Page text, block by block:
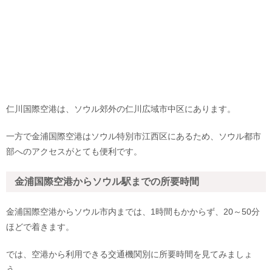
仁川国際空港は、ソウル郊外の仁川広域市中区にあります。
一方で金浦国際空港はソウル特別市江西区にあるため、ソウル都市
部へのアクセスがとても便利です。
金浦国際空港からソウル駅までの所要時間
金浦国際空港からソウル市内までは、1時間もかからず、20～50分
ほどで着きます。
では、空港から利用できる交通機関別に所要時間を見てみましょ